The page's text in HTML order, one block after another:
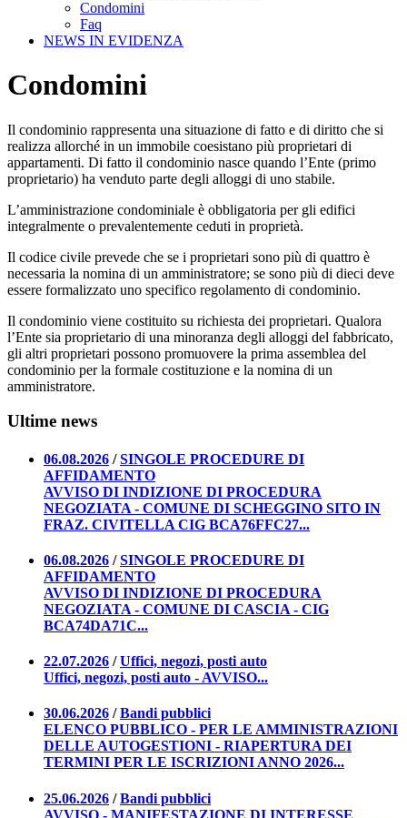
Condomini
Faq
NEWS IN EVIDENZA
Condomini
Il condominio rappresenta una situazione di fatto e di diritto che si
realizza allorché in un immobile coesistano più proprietari di
appartamenti. Di fatto il condominio nasce quando l’Ente (primo
proprietario) ha venduto parte degli alloggi di uno stabile.
L’amministrazione condominiale è obbligatoria per gli edifici
integralmente o prevalentemente ceduti in proprietà.
Il codice civile prevede che se i proprietari sono più di quattro è
necessaria la nomina di un amministratore; se sono più di dieci deve
essere formalizzato uno specifico regolamento di condominio.
Il condominio viene costituito su richiesta dei proprietari. Qualora
l’Ente sia proprietario di una minoranza degli alloggi del fabbricato,
gli altri proprietari possono promuovere la prima assemblea del
condominio per la formale costituzione e la nomina di un
amministratore.
Ultime news
06.08.2026 /SINGOLE PROCEDURE DI
AFFIDAMENTO
AVVISO DI INDIZIONE DI PROCEDURA
NEGOZIATA - COMUNE DI SCHEGGINO SITO IN
FRAZ. CIVITELLA CIG BCA76FFC27...
06.08.2026 /SINGOLE PROCEDURE DI
AFFIDAMENTO
AVVISO DI INDIZIONE DI PROCEDURA
NEGOZIATA - COMUNE DI CASCIA - CIG
BCA74DA71C...
22.07.2026 /Uffici, negozi, posti auto
Uffici, negozi, posti auto - AVVISO...
30.06.2026 /Bandi pubblici
ELENCO PUBBLICO - PER LE AMMINISTRAZIONI
DELLE AUTOGESTIONI - RIAPERTURA DEI
TERMINI PER LE ISCRIZIONI ANNO 2026...
25.06.2026 /Bandi pubblici
AVVISO - MANIFESTAZIONE DI INTERESSE